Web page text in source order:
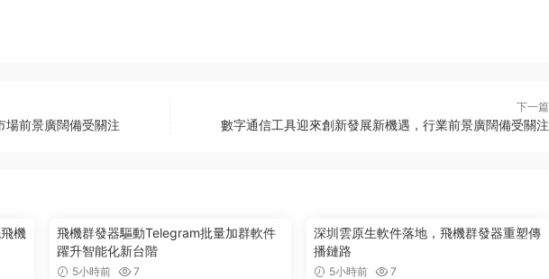
場前景廣闊備受關注
下一篇
數字通信工具迎來創新發展新機遇，行業前景廣闊備受關注
機
飛機群發器驅動Telegram批量加群軟件
躍升智能化新台階
5小時前 7
深圳雲原生軟件落地，飛機群發器重塑傳
播鏈路
5小時前 7